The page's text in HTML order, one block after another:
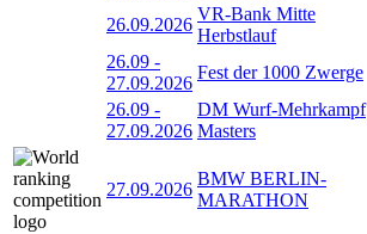
26.09.2026
VR-Bank Mitte
Herbstlauf
26.09 -
27.09.2026
Fest der 1000 Zwerge
26.09 -
27.09.2026
DM Wurf-Mehrkampf
Masters
27.09.2026
BMW BERLIN-
MARATHON